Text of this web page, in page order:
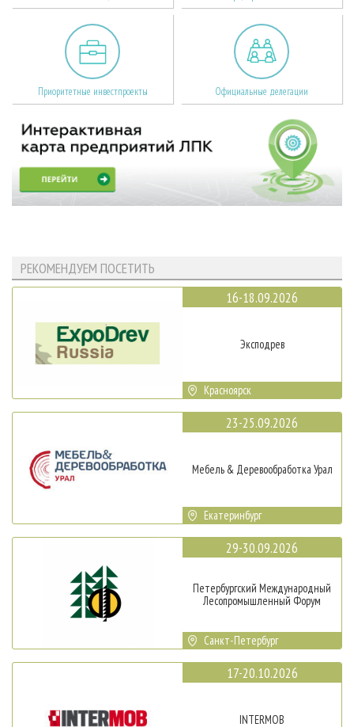
Приоритетные инвестпроекты Официальные делегации
РЕКОМЕНДУЕМ ПОСЕТИТЬ
16-18.09.2026
Эксподрев
Красноярск
23-25.09.2026
Мебель & Деревообработка Урал
Екатеринбург
29-30.09.2026
Петербургский Международный
Лесопромышленный Форум
Санкт-Петербург
17-20.10.2026
INTERMOB